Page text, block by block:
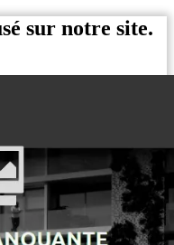
sur notre site.